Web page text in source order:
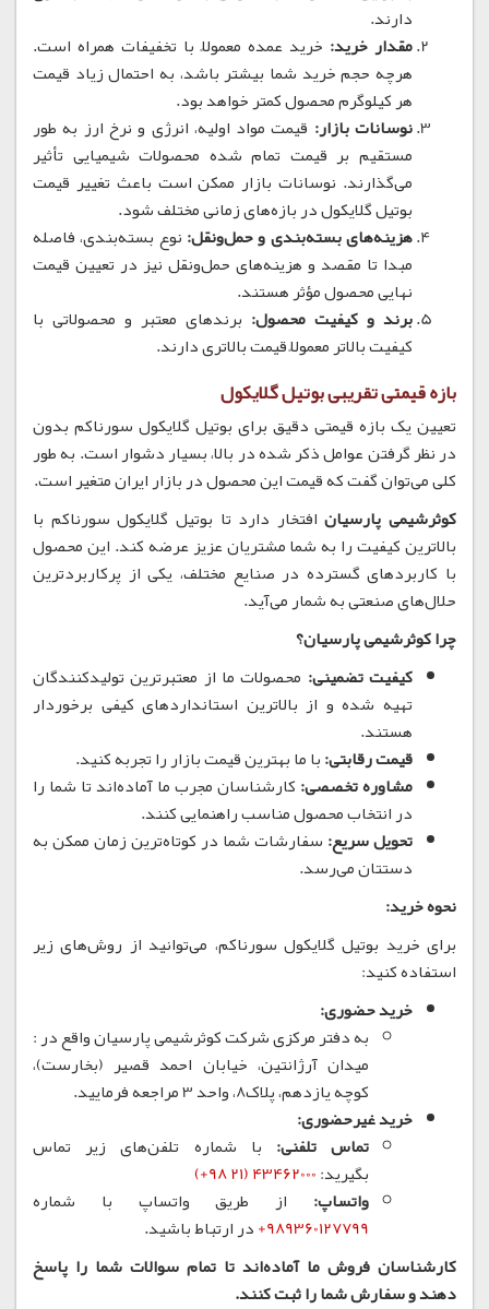
دارند.
مقدار خرید: خرید عمده معمولاً با تخفیفات همراه است.
هرچه حجم خرید شما بیشتر باشد، به احتمال زیاد قیمت
هر کیلوگرم محصول کمتر خواهد بود.
نوسانات بازار: قیمت مواد اولیه، انرژی و نرخ ارز به طور
مستقیم بر قیمت تمام شده محصولات شیمیایی تأثیر
می‌گذارند. نوسانات بازار ممکن است باعث تغییر قیمت
بوتیل گلایکول در بازه‌های زمانی مختلف شود.
هزینه‌های بسته‌بندی و حمل‌ونقل: نوع بسته‌بندی، فاصله
مبدا تا مقصد و هزینه‌های حمل‌ونقل نیز در تعیین قیمت
نهایی محصول مؤثر هستند.
برند و کیفیت محصول: برندهای معتبر و محصولاتی با
کیفیت بالاتر معمولاً قیمت بالاتری دارند.
بازه قیمتی تقریبی بوتیل گلایکول
تعیین یک بازه قیمتی دقیق برای بوتیل گلایکول سورناکم بدون
در نظر گرفتن عوامل ذکر شده در بالا، بسیار دشوار است. به طور
کلی می‌توان گفت که قیمت این محصول در بازار ایرانمتغیر است.
کوثرشیمی پارسیانافتخار دارد تا بوتیل گلایکول سورناکم با
بالاترین کیفیت را به شما مشتریان عزیز عرضه کند. این محصول
با کاربردهای گسترده در صنایع مختلف، یکی از پرکاربردترین
حلال‌های صنعتی به شمار می‌آید.
چرا کوثرشیمی پارسیان؟
کیفیت تضمینی: محصولات ما از معتبرترین تولیدکنندگان
تهیه شده و از بالاترین استانداردهای کیفی برخوردار
هستند.
قیمت رقابتی:با ما بهترین قیمت بازار را تجربه کنید.
مشاوره تخصصی: کارشناسان مجرب ما آماده‌اند تا شما را
در انتخاب محصول مناسب راهنمایی کنند.
تحویل سریع: سفارشات شما در کوتاه‌ترین زمان ممکن به
دستتان می‌رسد.
نحوه خرید:
برای خرید بوتیل گلایکول سورناکم، می‌توانید از روش‌های زیر
استفاده کنید:
خرید حضوری:
به دفتر مرکزی شرکت کوثرشیمی پارسیان واقع در :
میدان آرژانتین، خیابان احمد قصیر (بخارست)،
کوچه یازدهم، پلاک8، واحد 3 مراجعه فرمایید.
خرید غیرحضوری:
تماس تلفنی: با شماره تلفن‌های زیر تماس
بگیرید:43462000 (21 98+)
واتساپ: از طریق واتساپ با شماره
989360127799
+در ارتباط باشید.
کارشناسان فروش ما آماده‌اند تا تمام سوالات شما را پاسخ
دهند و سفارش شما را ثبت کنند.